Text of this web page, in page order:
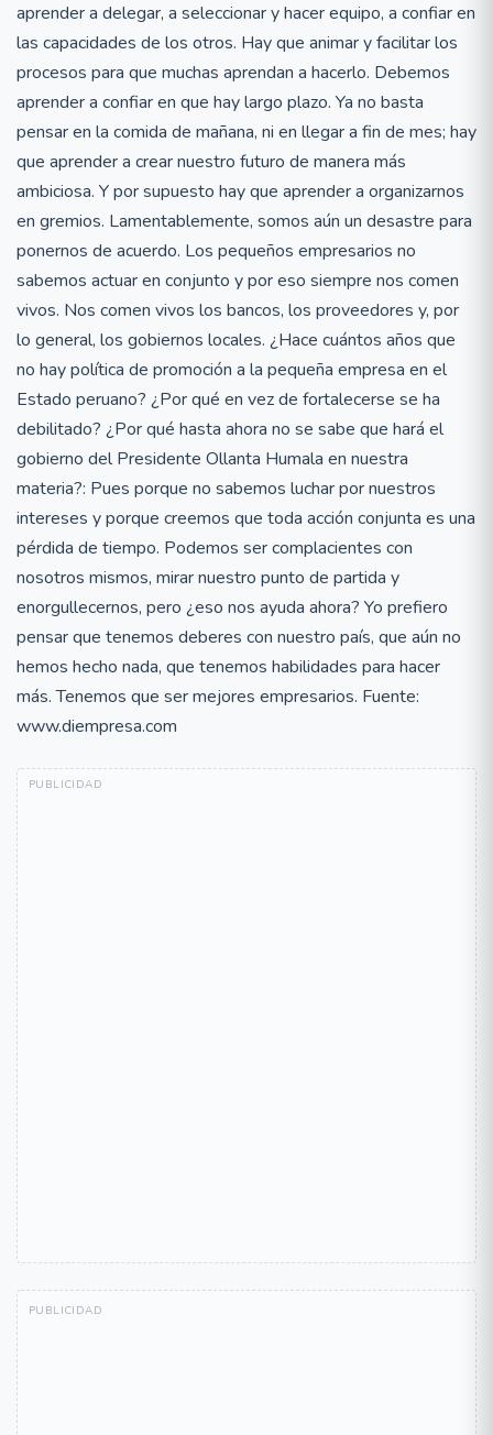
aprender a delegar, a seleccionar y hacer equipo, a confiar en
las capacidades de los otros. Hay que animar y facilitar los
procesos para que muchas aprendan a hacerlo. Debemos
aprender a confiar en que hay largo plazo. Ya no basta
pensar en la comida de mañana, ni en llegar a fin de mes; hay
que aprender a crear nuestro futuro de manera más
ambiciosa. Y por supuesto hay que aprender a organizarnos
en gremios. Lamentablemente, somos aún un desastre para
ponernos de acuerdo. Los pequeños empresarios no
sabemos actuar en conjunto y por eso siempre nos comen
vivos. Nos comen vivos los bancos, los proveedores y, por
lo general, los gobiernos locales. ¿Hace cuántos años que
no hay política de promoción a la pequeña empresa en el
Estado peruano? ¿Por qué en vez de fortalecerse se ha
debilitado? ¿Por qué hasta ahora no se sabe que hará el
gobierno del Presidente Ollanta Humala en nuestra
materia?: Pues porque no sabemos luchar por nuestros
intereses y porque creemos que toda acción conjunta es una
pérdida de tiempo. Podemos ser complacientes con
nosotros mismos, mirar nuestro punto de partida y
enorgullecernos, pero ¿eso nos ayuda ahora? Yo prefiero
pensar que tenemos deberes con nuestro país, que aún no
hemos hecho nada, que tenemos habilidades para hacer
más. Tenemos que ser mejores empresarios. Fuente:
www.diempresa.com